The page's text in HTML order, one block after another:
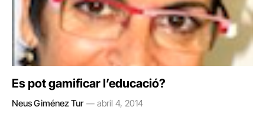
Es pot gamificar l’educació?
Neus Giménez Tur abril 4, 2014